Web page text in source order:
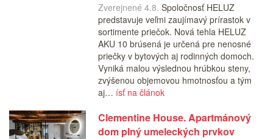
Zverejnené 4.8. Spoločnosť HELUZ
predstavuje veľmi zaujímavý prírastok v
sortimente priečok. Nová tehla HELUZ
AKU 10 brúsená je určená pre nenosné
priečky v bytových aj rodinných domoch.
Vyniká malou výslednou hrúbkou steny,
zvýšenou objemovou hmotnosťou a tým
aj… ísť na článok
Clementine House. Apartmánový
dom plný umeleckých prvkov